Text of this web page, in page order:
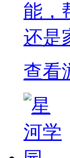
能，
还是
查看